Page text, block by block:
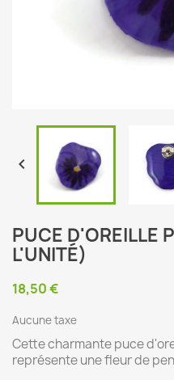

PUCE D'OREILLE
L'UNITÉ)
18,50 €
Aucune taxe
Cette charmante puce
représente une fleur de